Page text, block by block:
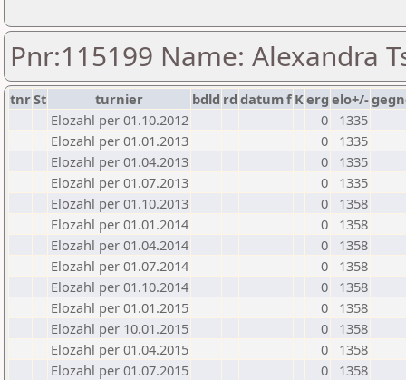
Pnr:115199 Name: Alexandra
tnrSt turnier bdld rd datumf Kerg elo+/-
Elozahl per 01.10.2012
0
1335
Elozahl per 01.01.2013
0
1335
Elozahl per 01.04.2013
0
1335
Elozahl per 01.07.2013
0
1335
Elozahl per 01.10.2013
0
1358
Elozahl per 01.01.2014
0
1358
Elozahl per 01.04.2014
0
1358
Elozahl per 01.07.2014
0
1358
Elozahl per 01.10.2014
0
1358
Elozahl per 01.01.2015
0
1358
Elozahl per 10.01.2015
0
1358
Elozahl per 01.04.2015
0
1358
Elozahl per 01.07.2015
0
1358